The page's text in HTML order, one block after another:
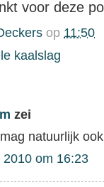
voor deze
op 11:50
kaalslag
zei
natuurlijk
om 16:23